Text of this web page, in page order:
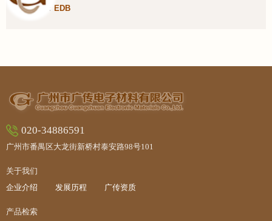
样品链接：EDB
关于我们
企业介绍 发展历程 广传资质
产品检索
020-34886591
广州市番禺区大龙街新桥村泰安路98号101